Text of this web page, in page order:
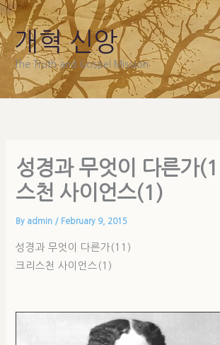
Skip
to
content
개혁 신앙
The Truth and Gospel Mission
성경과 무엇이 다른가
스천 사이언스(1)
By admin / February 9, 2015
성경과 무엇이 다른가(11)
크리스천 사이언스(1)